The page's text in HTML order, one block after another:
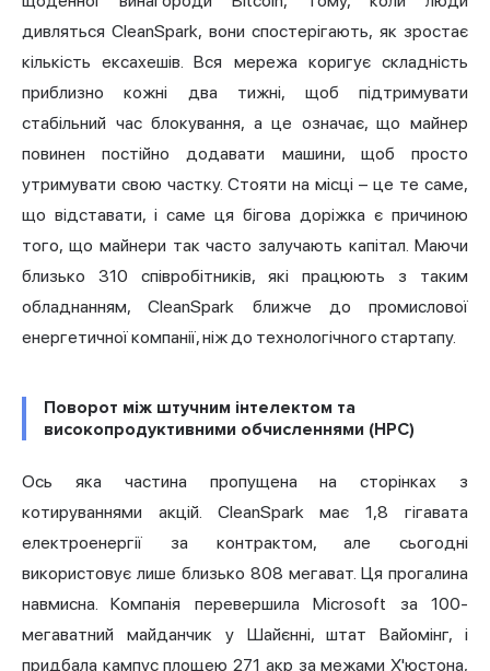
дивляться CleanSpark, вони спостерігають, як зростає
кількість ексахешів. Вся мережа коригує складність
приблизно кожні два тижні, щоб підтримувати
стабільний час блокування, а це означає, що майнер
повинен постійно додавати машини, щоб просто
утримувати свою частку. Стояти на місці – це те саме,
що відставати, і саме ця бігова доріжка є причиною
того, що майнери так часто залучають капітал. Маючи
близько 310 співробітників, які працюють з таким
обладнанням, CleanSpark ближче до промислової
енергетичної компанії, ніж до технологічного стартапу.
Поворот між штучним інтелектом та
високопродуктивними обчисленнями (HPC)
Ось яка частина пропущена на сторінках з
котируваннями акцій. CleanSpark має 1,8 гігавата
електроенергії за контрактом, але сьогодні
використовує лише близько 808 мегават. Ця прогалина
навмисна. Компанія перевершила Microsoft за 100-
мегаватний майданчик у Шайєнні, штат Вайомінг, і
придбала кампус площею 271 акр за межами Х'юстона,